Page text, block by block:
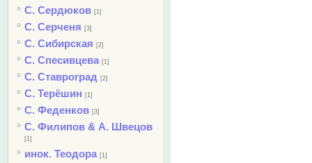
С. Сердюков [1]
С. Серченя [3]
С. Сибирская [2]
С. Спесивцева [1]
С. Ставроград [2]
С. Терёшин [1]
С. Феденков [3]
С. Филипов & А. Швецов
[1]
инок. Теодора [1]